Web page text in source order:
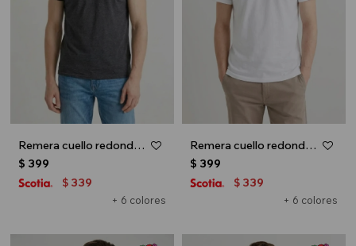
Remera cuello redondo ICONIC 150 - Gris melange oscuro
+ 6 colores
$ 399
$ 339
Remera cuello redondo ICONIC 150 - Blanco
+ 6 colores
$ 399
$ 339